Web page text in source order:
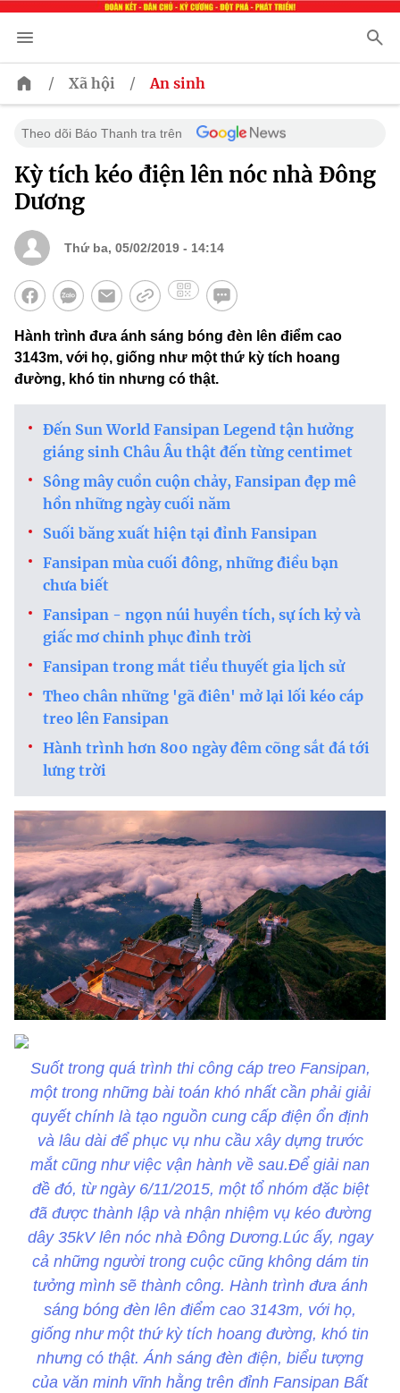
/ Xã hội / An sinh
Theo dõi Báo Thanh tra trên
Kỳ tích kéo điện lên nóc nhà Đông
Dương
Thứ ba, 05/02/2019 - 14:14
Hành trình đưa ánh sáng bóng đèn lên điểm cao
3143m, với họ, giống như một thứ kỳ tích hoang
đường, khó tin nhưng có thật.
Đến Sun World Fansipan Legend tận hưởng
giáng sinh Châu Âu thật đến từng centimet
Sông mây cuồn cuộn chảy, Fansipan đẹp mê
hồn những ngày cuối năm
Suối băng xuất hiện tại đỉnh Fansipan
Fansipan mùa cuối đông, những điều bạn
chưa biết
Fansipan - ngọn núi huyền tích, sự ích kỷ và
giấc mơ chinh phục đỉnh trời
Fansipan trong mắt tiểu thuyết gia lịch sử
Theo chân những 'gã điên' mở lại lối kéo cáp
treo lên Fansipan
Hành trình hơn 800 ngày đêm cõng sắt đá tới
lưng trời
Suốt trong quá trình thi công cáp treo Fansipan,
một trong những bài toán khó nhất cần phải giải
quyết chính là tạo nguồn cung cấp điện ổn định
và lâu dài để phục vụ nhu cầu xây dựng trước
mắt cũng như việc vận hành về sau.Để giải nan
đề đó, từ ngày 6/11/2015, một tổ nhóm đặc biệt
đã được thành lập và nhận nhiệm vụ kéo đường
dây 35kV lên nóc nhà Đông Dương.Lúc ấy, ngay
cả những người trong cuộc cũng không dám tin
tưởng mình sẽ thành công. Hành trình đưa ánh
sáng bóng đèn lên điểm cao 3143m, với họ,
giống như một thứ kỳ tích hoang đường, khó tin
nhưng có thật. Ánh sáng đèn điện, biểu tượng
của văn minh vĩnh hằng trên đỉnh Fansipan Bất